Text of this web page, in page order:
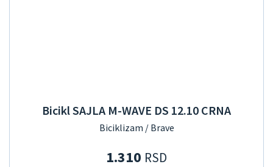
Bicikl SAJLA M-WAVE DS 12.10 CRNA
Biciklizam / Brave
1.310 RSD